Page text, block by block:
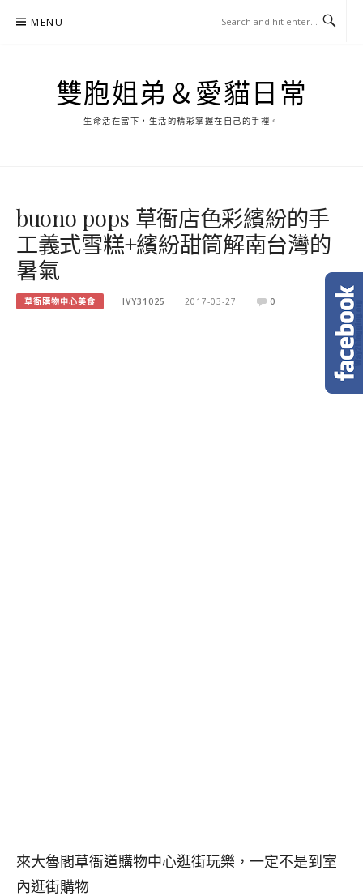
MENU
雙胞姐弟＆愛貓日常
生命活在當下，生活的精彩掌握在自己的手裡。
buono pops 草衙店色彩繽紛的手
工義式雪糕+繽紛甜筒解南台灣的
暑氣
草衙購物中心美食 IVY31025 2017-03-27 0
來大魯閣草衙道購物中心逛街玩樂，一定不是到室
內逛街購物